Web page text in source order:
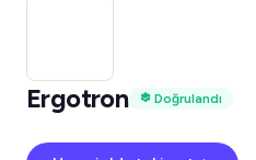
Ergotron Doğrulandı